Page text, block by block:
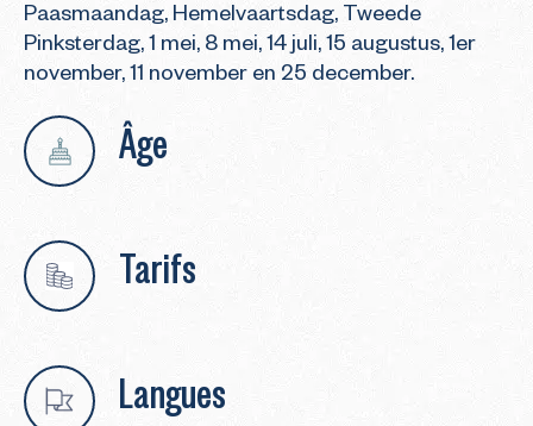
Paasmaandag, Hemelvaartsdag, Tweede
Pinksterdag, 1 mei, 8 mei, 14 juli, 15 augustus, 1er
november, 11 november en 25 december.
Âge
Tarifs
Langues